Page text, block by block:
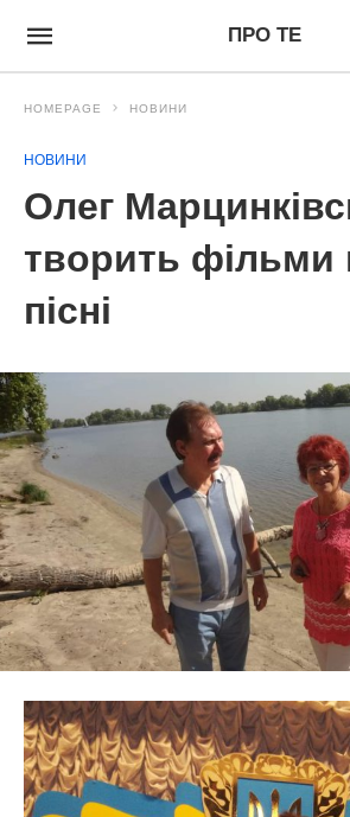
ПРО ТЕ
HOMEPAGE НОВИНИ
НОВИНИ
Олег
творить фільми
пісні